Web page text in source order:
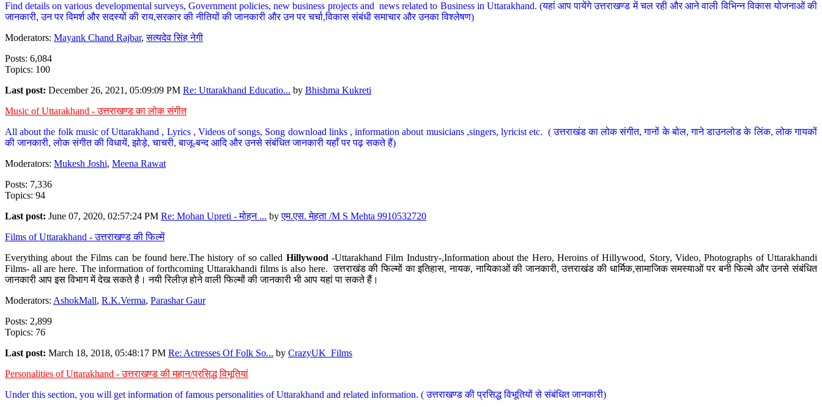
Find details on various developmental surveys, Government policies, new business projects and news related to Business in Uttarakhand. (यहां आप पायेंगे उत्तराखण्ड में चल रही और आने वाली विभिन्न विकास योजनाओं की
जानकारी, उन पर विमर्श और सदस्यों की राय,सरकार की नीतियों की जानकारी और उन पर चर्चा,विकास संबंधी समाचार और उनका विश्लेषण)
Moderators: Mayank Chand Rajbar,सत्यदेव सिंह नेगी
Posts: 6,084
Topics: 100
Last post: December 26, 2021, 05:09:09 PM Re: Uttarakhand Educatio... by Bhishma Kukreti
Music of Uttarakhand - उत्तराखण्ड का लोक संगीत
All about the folk music of Uttarakhand , Lyrics , Videos of songs, Song download links , information about musicians ,singers, lyricist etc. ( उत्तराखंड का लोक संगीत, गानों के बोल, गाने डाउनलोड के लिंक, लोक गायकों
की जानकारी, लोक संगीत की विधायें, झोड़े, चाचरी, बाजू-बन्द आदि और उनसे संबंधित जानकारी यहाँ पर पढ़ सकते हैं)
Moderators: Mukesh Joshi, Meena Rawat
Posts: 7,336
Topics: 94
Last post: June 07, 2020, 02:57:24 PM Re: Mohan Upreti - मोहन ... byएम.एस. मेहता /M S Mehta 9910532720
Films of Uttarakhand - उत्तराखण्ड की फिल्में
Everything about the Films can be found here.The history of so called Hillywood-Uttarakhand Film Industry-,Information about the Hero, Heroins of Hillywood, Story, Video, Photographs of Uttarakhandi
Films- all are here. The information of forthcoming Uttarakhandi films is also here. उत्तराखंड की फिल्मों का इतिहास, नायक, नायिकाओं की जानकारी, उत्तराखंड की धार्मिक,सामाजिक समस्याओं पर बनी फिल्मे और उनसे संबंधित
जानकारी आप इस विभाग में देख सकते है। नयी रिलीज़ होने वाली फिल्मों की जानकारी भी आप यहां पा सकते हैं।
Moderators: AshokMall, R.K.Verma, Parashar Gaur
Posts: 2,899
Topics: 76
Last post: March 18, 2018, 05:48:17 PM Re: Actresses Of Folk So... by CrazyUK_Films
Personalities of Uttarakhand - उत्तराखण्ड की महान/प्रसिद्ध विभूतियां
Under this section, you will get information of famous personalities of Uttarakhand and related information. ( उत्तराखण्ड की प्रसिद्ध विभूतियों से संबंधित जानकारी)